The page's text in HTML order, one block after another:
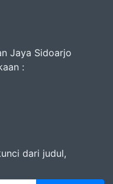
Jaya Sidoarjo
:
dari judul,